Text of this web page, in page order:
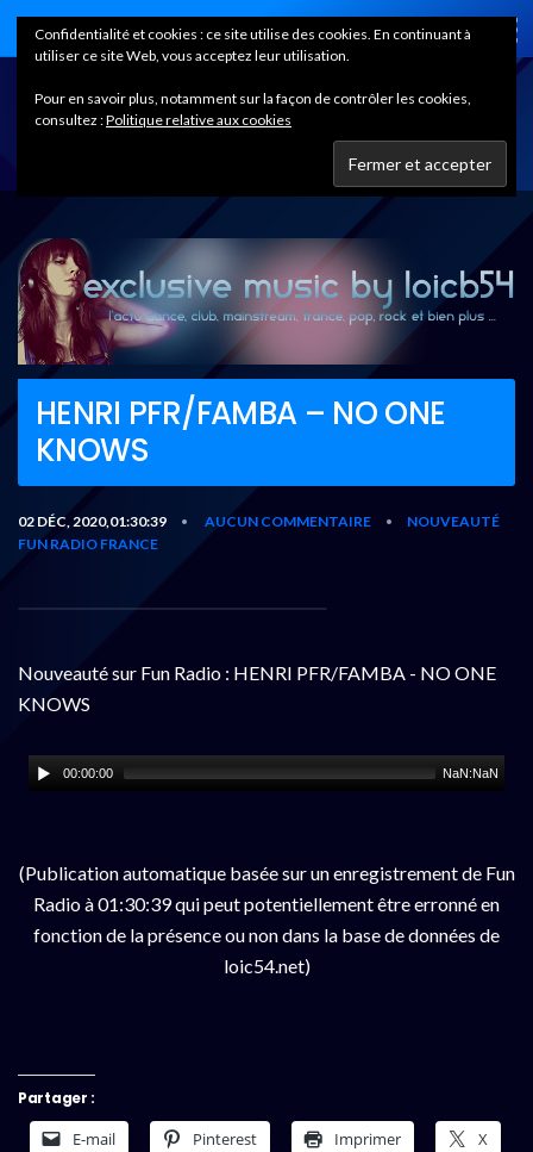
Home
HENRI PFR/FAMBA – NO ONE
KNOWS
02 DÉC, 2020,01:30:39 • AUCUN COMMENTAIRE •
NOUVEAUTÉ
FUN RADIO FRANCE
Nouveauté sur Fun Radio : HENRI PFR/FAMBA - NO ONE
KNOWS
00:00:00 NaN:NaN
(Publication automatique basée sur un enregistrement de Fun
Radio à 01:30:39 qui peut potentiellement être erronné en
fonction de la présence ou non dans la base de données de
loic54.net)
Partager :
E-mail Pinterest Imprimer X
Confidentialité et cookies : ce site utilise des cookies. En continuant à
utiliser ce site Web, vous acceptez leur utilisation.
Pour en savoir plus, notamment sur la façon de contrôler les cookies,
consultez :Politique relative aux cookies